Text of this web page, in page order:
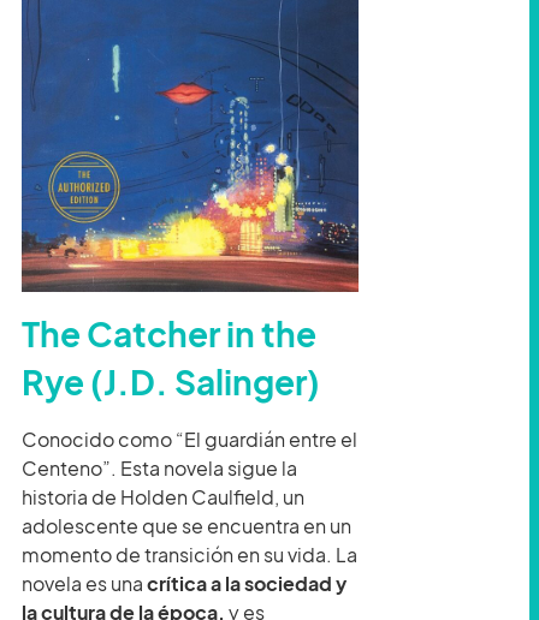
The Catcher in the
Rye (J.D. Salinger)
Conocido como “El guardián entre el
Centeno”. Esta novela sigue la
historia de Holden Caulfield, un
adolescente que se encuentra en un
momento de transición en su vida. La
novela es unacrítica a la sociedad y
la cultura de la época, y es